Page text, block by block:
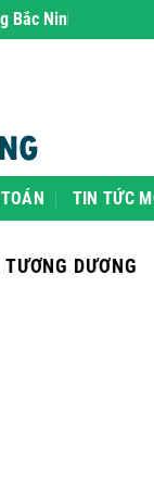
Ninh- chuyên
TIN TỨC
DƯƠNG